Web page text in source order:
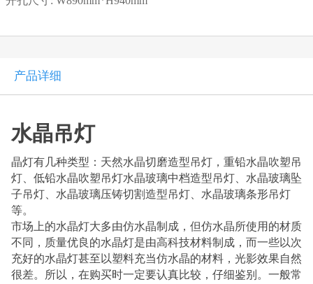
产品详细
水晶吊灯
晶灯有几种类型：天然水晶切磨造型吊灯，重铅水晶吹塑吊
灯、低铅水晶吹塑吊灯水晶玻璃中档造型吊灯、水晶玻璃坠
子吊灯、水晶玻璃压铸切割造型吊灯、水晶玻璃条形吊灯
等。
市场上的水晶灯大多由仿水晶制成，但仿水晶所使用的材质
不同，质量优良的水晶灯是由高科技材料制成，而一些以次
充好的水晶灯甚至以塑料充当仿水晶的材料，光影效果自然
很差。所以，在购买时一定要认真比较，仔细鉴别。一般常